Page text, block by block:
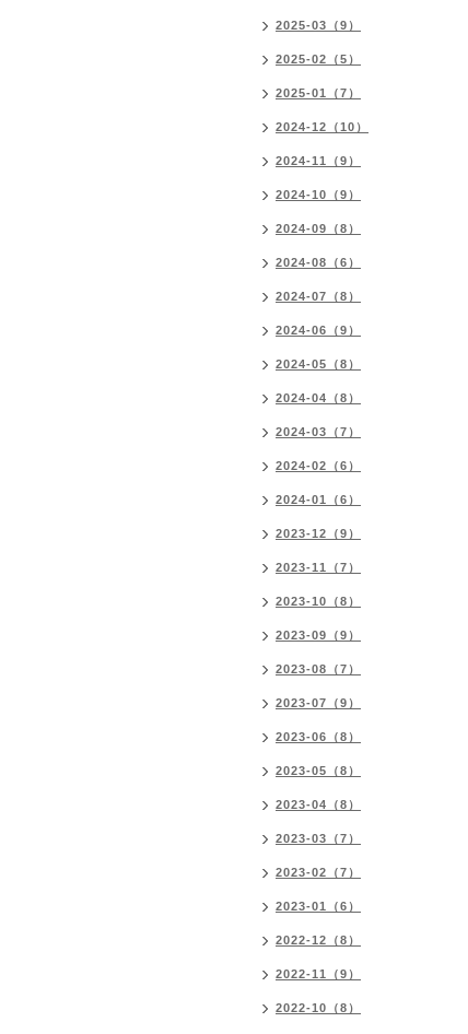
2025-03（9）
2025-02（5）
2025-01（7）
2024-12（10）
2024-11（9）
2024-10（9）
2024-09（8）
2024-08（6）
2024-07（8）
2024-06（9）
2024-05（8）
2024-04（8）
2024-03（7）
2024-02（6）
2024-01（6）
2023-12（9）
2023-11（7）
2023-10（8）
2023-09（9）
2023-08（7）
2023-07（9）
2023-06（8）
2023-05（8）
2023-04（8）
2023-03（7）
2023-02（7）
2023-01（6）
2022-12（8）
2022-11（9）
2022-10（8）